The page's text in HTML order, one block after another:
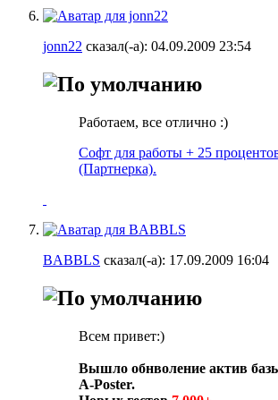
jonn22 сказал(-а): 04.09.2009 23:54
Работаем, все отлично :)
Софт для работы + 25 процентов
(Партнерка).
BABBLS сказал(-а): 17.09.2009 16:04
Всем привет:)
Вышло обнволение актив
A-Poster.